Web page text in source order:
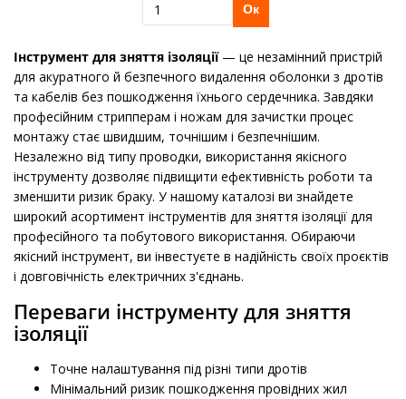
Ок
Інструмент для зняття ізоляції— це незамінний пристрій
для акуратного й безпечного видалення оболонки з дротів
та кабелів без пошкодження їхнього сердечника. Завдяки
професійним стрипперам і ножам для зачистки процес
монтажу стає швидшим, точнішим і безпечнішим.
Незалежно від типу проводки, використання якісного
інструменту дозволяє підвищити ефективність роботи та
зменшити ризик браку. У нашому каталозі ви знайдете
широкий асортимент інструментів для зняття ізоляції для
професійного та побутового використання. Обираючи
якісний інструмент, ви інвестуєте в надійність своїх проєктів
і довговічність електричних з'єднань.
Переваги інструменту для зняття
ізоляції
Точне налаштування під різні типи дротів
Мінімальний ризик пошкодження провідних жил